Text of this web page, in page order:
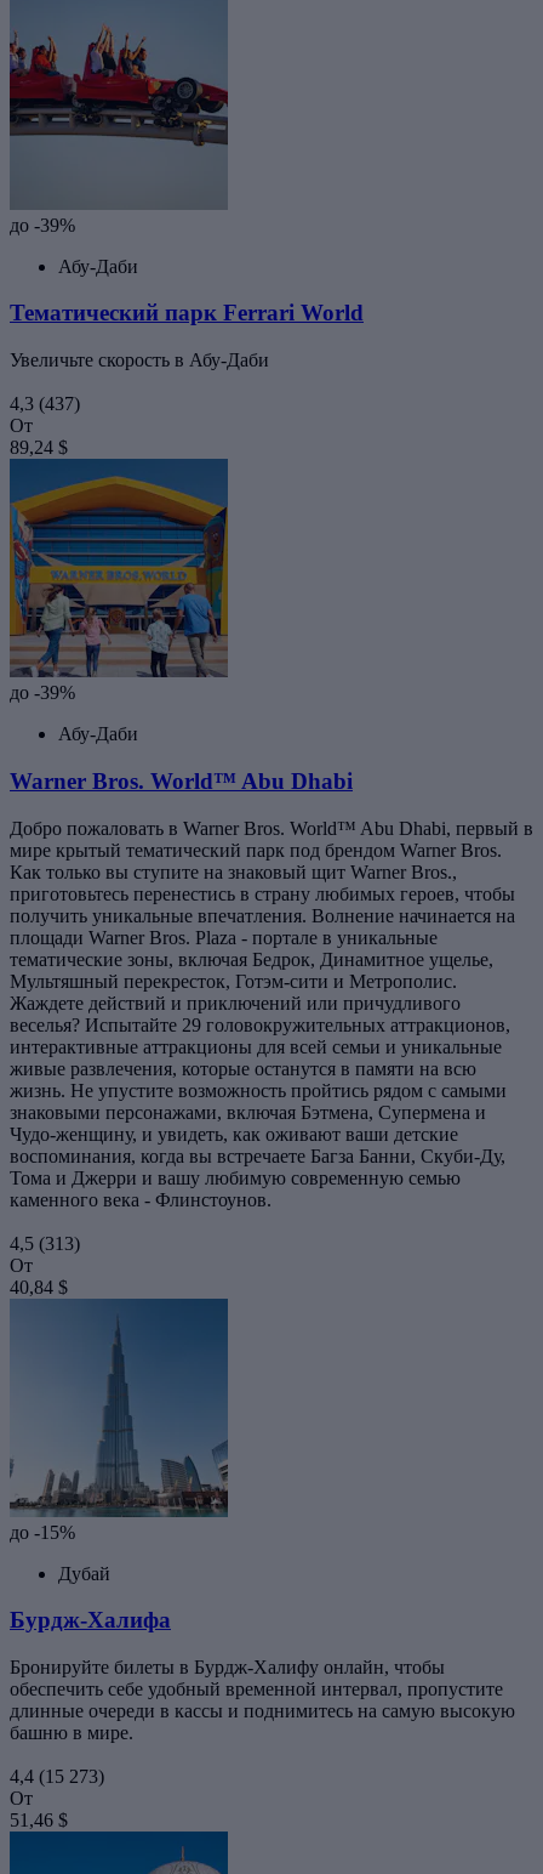
до -39%
Абу-Даби
Тематический парк Ferrari World
Увеличьте скорость в Абу-Даби
4,3 (437)
От
89,24 $
до -39%
Абу-Даби
Warner Bros. World™ Abu Dhabi
Добро пожаловать в Warner Bros. World™ Abu Dhabi, первый в
мире крытый тематический парк под брендом Warner Bros.
Как только вы ступите на знаковый щит Warner Bros.,
приготовьтесь перенестись в страну любимых героев, чтобы
получить уникальные впечатления. Волнение начинается на
площади Warner Bros. Plaza - портале в уникальные
тематические зоны, включая Бедрок, Динамитное ущелье,
Мультяшный перекресток, Готэм-сити и Метрополис.
Жаждете действий и приключений или причудливого
веселья? Испытайте 29 головокружительных аттракционов,
интерактивные аттракционы для всей семьи и уникальные
живые развлечения, которые останутся в памяти на всю
жизнь. Не упустите возможность пройтись рядом с самыми
знаковыми персонажами, включая Бэтмена, Супермена и
Чудо-женщину, и увидеть, как оживают ваши детские
воспоминания, когда вы встречаете Багза Банни, Скуби-Ду,
Тома и Джерри и вашу любимую современную семью
каменного века - Флинстоунов.
4,5 (313)
От
40,84 $
до -15%
Дубай
Бурдж-Халифа
Бронируйте билеты в Бурдж-Халифу онлайн, чтобы
обеспечить себе удобный временной интервал, пропустите
длинные очереди в кассы и поднимитесь на самую высокую
башню в мире.
4,4 (15 273)
От
51,46 $